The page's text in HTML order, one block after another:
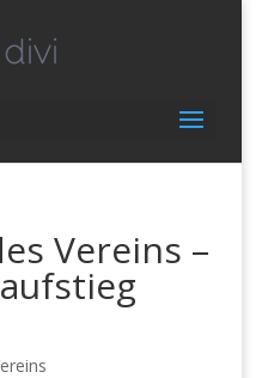
Vereins –